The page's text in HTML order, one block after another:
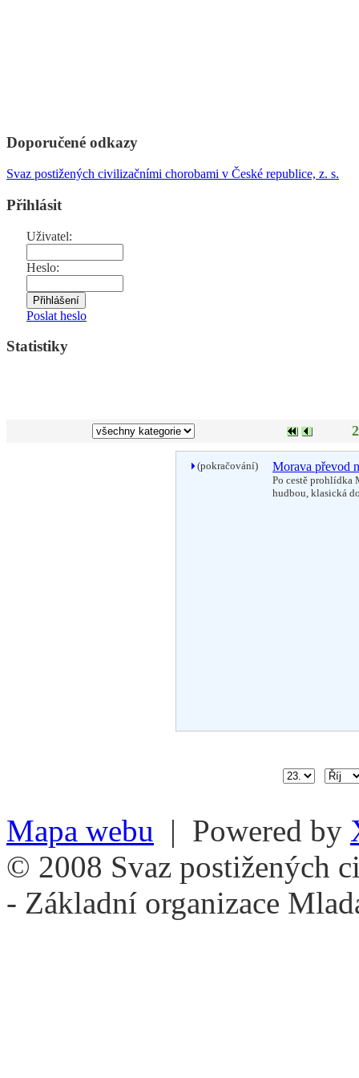
Doporučené odkazy
Svaz postižených civilizačními chorobami v České republice, z. s.
Přihlásit
Uživatel:
Heslo:
Poslat heslo
Statistiky
(pokračování) Morava převod
Po cestě prohlídka
hudbou, klasická
Mapa webu | Powered by
© 2008 Svaz postižených
- Základní organizace